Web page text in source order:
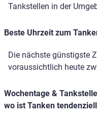
Tankstellen in der
Beste Uhrzeit zum
Die nächste günstigste
voraussichtlich heute
Wochentage &
wo ist Tanken